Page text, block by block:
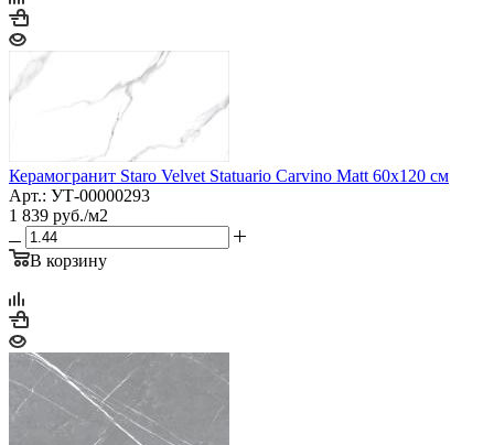
Керамогранит Staro Velvet Statuario Carvino Matt 60x120 см
Арт.: УТ-00000293
1 839 руб./м2
В корзину